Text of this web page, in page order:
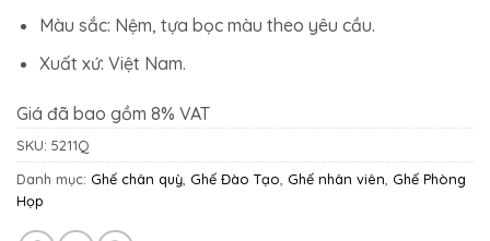
Màu sắc: Nệm, tựa bọc màu theo yêu cầu.
Xuất xứ: Việt Nam.
Giá đã bao gồm 8% VAT
SKU: 5211Q
Danh mục: Ghế chân quỳ Ghế Đào Tạo Ghế nhân viên Ghế Phòng
Họp